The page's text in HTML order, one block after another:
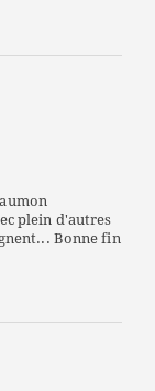
plein d'autres
Bonne fin